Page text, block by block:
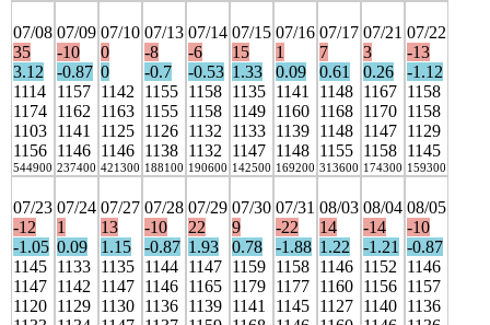
07/08
35
3.12
1114
1174
1103
1156
544900
07/09
-10
-0.87
1157
1162
1141
1146
237400
07/10
0
0
1142
1163
1125
1146
421300
07/13
-8
-0.7
1155
1155
1126
1138
188100
07/14
-6
-0.53
1158
1158
1132
1132
190600
07/15
15
1.33
1135
1149
1133
1147
142500
07/16
1
0.09
1141
1160
1139
1148
169200
07/17
7
0.61
1148
1168
1148
1155
313600
07/21
3
0.26
1167
1170
1147
1158
174300
07/22
-13
-1.12
1158
1158
1129
1145
159300
07/23
-12
-1.05
1145
1147
1120
07/24
1
0.09
1133
1142
1129
07/27
13
1.15
1135
1147
1130
07/28
-10
-0.87
1144
1146
1136
07/29
22
1.93
1147
1165
1139
07/30
9
0.78
1159
1179
1141
07/31
-22
-1.88
1158
1177
1145
08/03
14
1.22
1146
1160
1127
08/04
-14
-1.21
1152
1156
1140
08/05
-10
-0.87
1146
1157
1136